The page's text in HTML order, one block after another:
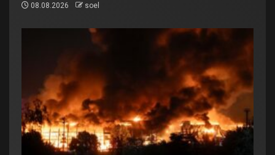
08.08.2026 soel